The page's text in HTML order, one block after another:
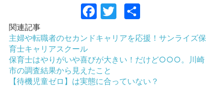
Facebook
Twitter
関連記事
主婦や転職者のセカンドキャリアを応援！サンライズ保
育士キャリアスクール
保育士はやりがいや喜びが大きい！だけど○○○。川崎
市の調査結果から見えたこと
【待機児童ゼロ】は実態に合っていない？